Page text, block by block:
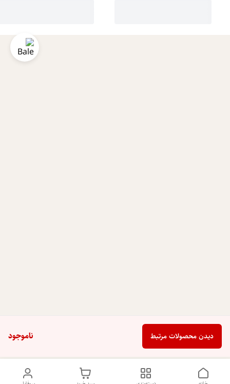
ناموجود دیدن محصولات مرتبط